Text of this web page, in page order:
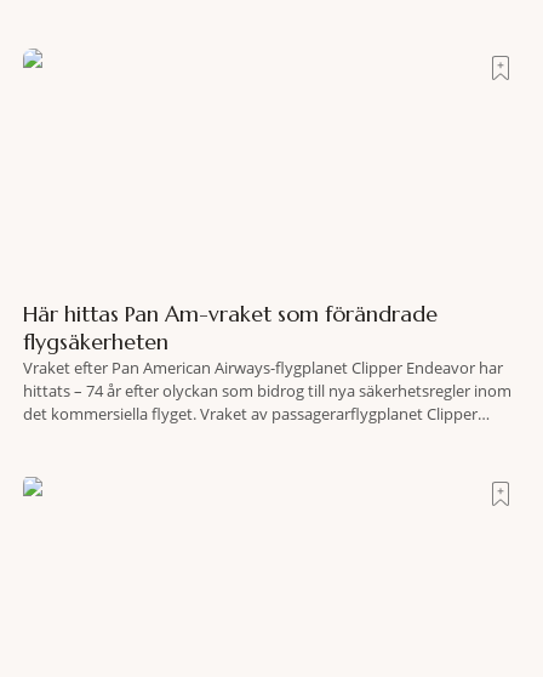
fler människor ska kunna promenera, motionera
Här hittas Pan Am-vraket som förändrade
flygsäkerheten
Vraket efter Pan American Airways-flygplanet Clipper Endeavor har
hittats – 74 år efter olyckan som bidrog till nya säkerhetsregler inom
det kommersiella flyget. Vraket av passagerarflygplanet Clipper
lokaliserades den 2 juni i år med hjälp